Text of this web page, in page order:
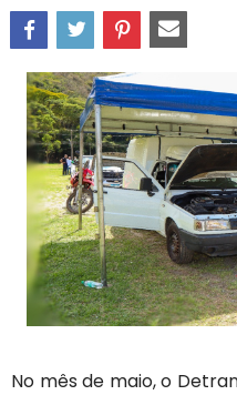
No mês de maio, o